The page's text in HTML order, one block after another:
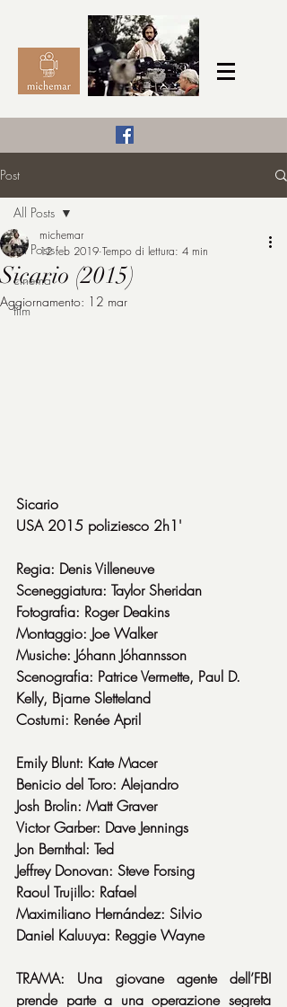
michemar
Post
All Posts
cinema
film
All Posts
Sicario (2015)
michemar
12 feb 2019 Tempo di lettura: 4 min
Aggiornamento: 12 mar
Sicario
USA 2015 poliziesco 2h1'
Regia: Denis Villeneuve
Sceneggiatura: Taylor Sheridan
Fotografia: Roger Deakins
Montaggio: Joe Walker
Musiche: Jóhann Jóhannsson
Scenografia: Patrice Vermette, Paul D.
Kelly, Bjarne Sletteland
Costumi: Renée April
Emily Blunt: Kate Macer
Benicio del Toro: Alejandro
Josh Brolin: Matt Graver
Victor Garber: Dave Jennings
Jon Bernthal: Ted
Jeffrey Donovan: Steve Forsing
Raoul Trujillo: Rafael
Maximiliano Hernández: Silvio
Daniel Kaluuya: Reggie Wayne
TRAMA: Una giovane agente dell’FBI
prende parte a una operazione segreta